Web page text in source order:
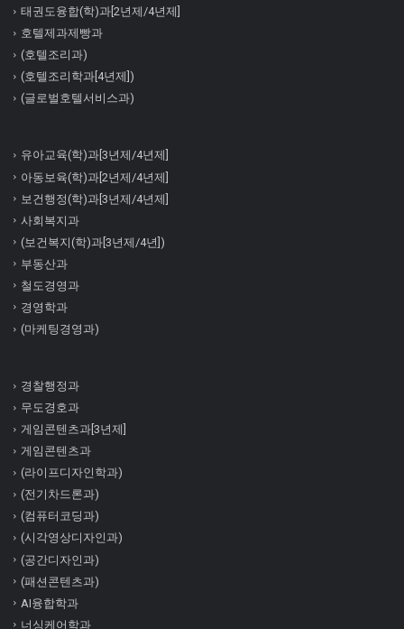
태권도융합(학)과[2년제/4년제]
호텔제과제빵과
(호텔조리과)
(호텔조리학과[4년제])
(글로벌호텔서비스과)
유아교육(학)과[3년제/4년제]
아동보육(학)과[2년제/4년제]
보건행정(학)과[3년제/4년제]
사회복지과
(보건복지(학)과[3년제/4년])
부동산과
철도경영과
경영학과
(마케팅경영과)
경찰행정과
무도경호과
게임콘텐츠과[3년제]
게임콘텐츠과
(라이프디자인학과)
(전기차드론과)
(컴퓨터코딩과)
(시각영상디자인과)
(공간디자인과)
(패션콘텐츠과)
AI융합학과
너싱케어학과